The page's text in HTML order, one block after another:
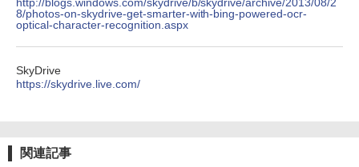
￥1,625
] [ 水 ] [ ペットボトル ] [ 箱買い ] [ ストック
スーパーの裏でヤニ吸うふたり 9巻 (デジタル
￥810
8/photos-on-skydrive-get-smarter-with-bing-powered-ocr-
optical-character-recognition.aspx
SkyDrive
https://skydrive.live.com/
関連記事